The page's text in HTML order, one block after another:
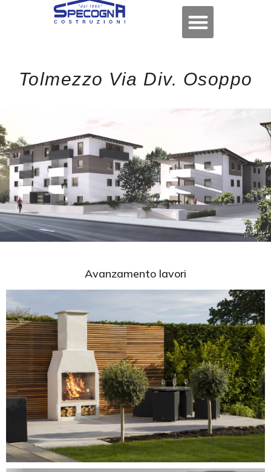
Tolmezzo Via Div. Osoppo
Avanzamento lavori